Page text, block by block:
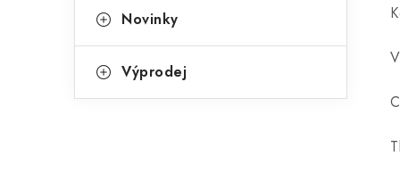
Novinky
Výprodej